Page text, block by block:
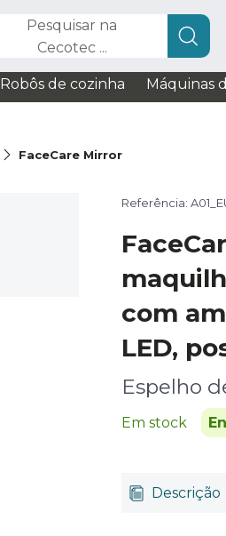
Pesquisar na
Cecotec ...
Robôs de cozinha Máquinas
FaceCare Mirror
Referência:
com
LED,
Espelho
Em stock
Descrição